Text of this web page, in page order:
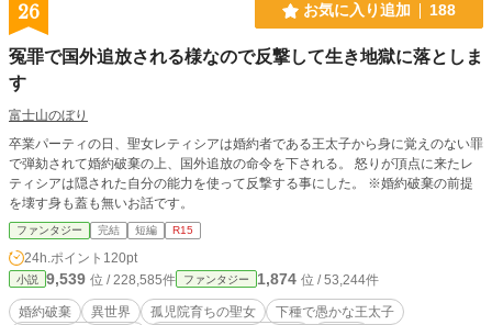
26 お気に入り追加 188
冤罪で国外追放される様なので反撃して生き地獄に落としま
す
富士山のぼり
卒業パーティの日、聖女レティシアは婚約者である王太子から身に覚えのない罪
で弾劾されて婚約破棄の上、国外追放の命令を下される。 怒りが頂点に来たレ
ティシアは隠された自分の能力を使って反撃する事にした。 ※婚約破棄の前提
を壊す身も蓋も無いお話です。
ファンタジー 完結 短編 R15
24h.ポイント 120pt
小説 9,539 位 / 228,585件 ファンタジー 1,874 位 / 53,244件
婚約破棄 異世界 孤児院育ちの聖女
下種で愚かな王太子